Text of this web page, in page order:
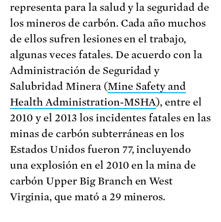
representa para la salud y la seguridad de
los mineros de carbón. Cada año muchos
de ellos sufren lesiones en el trabajo,
algunas veces fatales. De acuerdo con la
Administración de Seguridad y
Salubridad Minera (Mine Safety and
Health Administration-MSHA), entre el
2010 y el 2013 los incidentes fatales en las
minas de carbón subterráneas en los
Estados Unidos fueron 77, incluyendo
una explosión en el 2010 en la mina de
carbón Upper Big Branch en West
Virginia, que mató a 29 mineros.